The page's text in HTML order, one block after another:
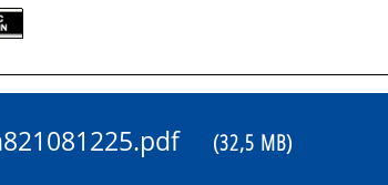
(32,5 MB)